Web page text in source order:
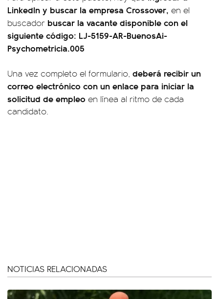
LinkedIn y buscar la empresa Crossover, en el
buscador buscar la vacante disponible con el
siguiente código: LJ-5159-AR-BuenosAi-
Psychometricia.005
Una vez completo el formulario, deberá recibir un
correo electrónico con un enlace para iniciar la
solicitud de empleo en línea al ritmo de cada
candidato.
NOTICIAS RELACIONADAS